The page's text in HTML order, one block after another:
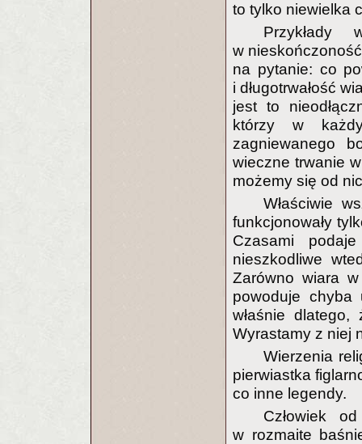
to tylko niewielka
Przykłady
w
na pytanie: co
i długotrwałość
jest to
którzy w
zagniewanego
wieczne trwanie
możemy się od
Właściwie
funkcjonowały
Czasami
nieszkodliwe
Zarówno wiara
powoduje chyba
właśnie
Wyrastamy z niej
Wierzenia
pierwiastka
co inne legendy.
Człowiek
w rozmaite